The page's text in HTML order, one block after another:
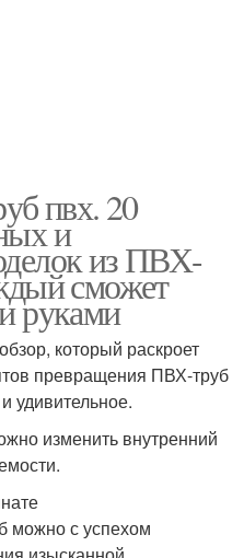
пвх. 20
и
из ПВХ-
сможет
руками
который раскроет
превращения ПВХ-труб
удивительное.
изменить внутренний
можно с успехом